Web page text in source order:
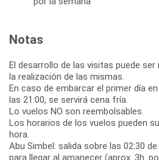
Notas
El desarrollo de las visitas puede
la realización de las mismas.
En caso de embarcar el primer día
las 21:00, se servirá cena fría.
Lo vuelos NO son reembolsables.
Los horarios de los vuelos pueden
hora.
Abu Simbel: salida sobre las 02:30
para llegar al amanecer (aprox. 3h.